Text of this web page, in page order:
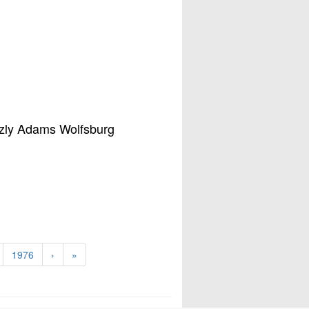
Adams Wolfsburg
1976 › »